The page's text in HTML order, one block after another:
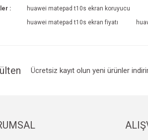
: huawei matepad t10s ekran koruyucu
huawei matepad t10s ekran fiyatı
Ücretsiz kayıt olun yeni ürünler